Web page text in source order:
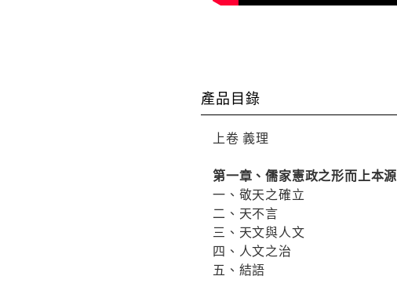
產品目錄
上卷 義理
第一章、儒家憲政之形而上本源
一、敬天之確立
二、天不言
三、天文與人文
四、人文之治
五、結語